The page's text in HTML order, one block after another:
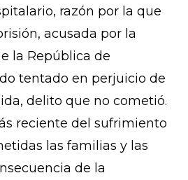
razón por la que
acusada por la
la República de
tentado en perjuicio de
delito que no cometió.
reciente del sufrimiento
las familias y las
de la